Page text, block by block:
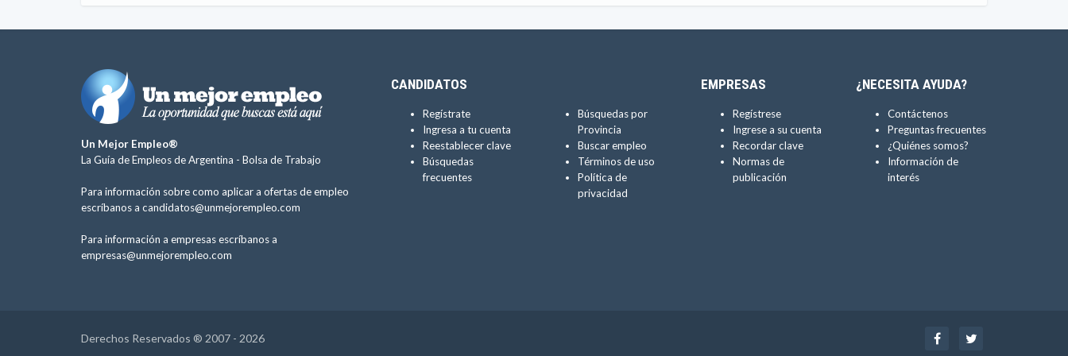
Un Mejor Empleo®
La Guía de Empleos de Argentina - Bolsa de Trabajo
Para información sobre como aplicar a ofertas de empleo
escríbanos a candidatos@unmejorempleo.com
Para información a empresas escríbanos a
empresas@unmejorempleo.com
CANDIDATOS
Regístrate
Ingresa a tu cuenta
Reestablecer clave
Búsquedas
frecuentes
Búsquedas por
Provincia
Buscar empleo
Términos de uso
Política de
privacidad
EMPRESAS
Regístrese
Ingrese a su cuenta
Recordar clave
Normas de
publicación
¿NECESITA AYUDA?
Contáctenos
Preguntas frecuentes
¿Quiénes somos?
Información de
interés
Derechos Reservados ® 2007 - 2026 FacebookTwitter